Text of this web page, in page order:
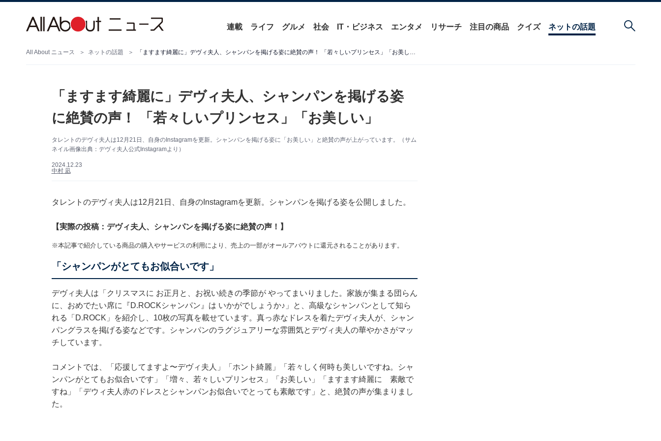
連載 ライフ グルメ 社会 IT・ビジネス エンタメ リサーチ 注目の商品 クイズ ネットの話題
All About ニュース ネットの話題 「ますます綺麗に」デヴィ夫人、シャンパンを掲げる姿に絶賛の声！ 「若々しいプリンセス」「お美しい」
「ますます綺麗に」デヴィ夫人、シャンパンを掲げる姿
に絶賛の声！ 「若々しいプリンセス」「お美しい」
タレントのデヴィ夫人は12月21日、自身のInstagramを更新。シャンパンを掲げる姿に「お美しい」と絶賛の声が上がっています。（サム
ネイル画像出典：デヴィ夫人公式Instagramより）
2024.12.23
中村 凪
タレントのデヴィ夫人は12月21日、自身のInstagramを更新。シャンパンを掲げる姿を公開しました。
【実際の投稿：デヴィ夫人、シャンパンを掲げる姿に絶賛の声！】
※本記事で紹介している商品の購入やサービスの利用により、売上の一部がオールアバウトに還元されることがあります。
「シャンパンがとてもお似合いです」
デヴィ夫人は「クリスマスに お正月と、お祝い続きの季節が やってまいりました。家族が集まる団らん
に、おめでたい席に『D.ROCKシャンパン』は いかがでしょうか♪」と、高級なシャンパンとして知ら
れる「D.ROCK」を紹介し、10枚の写真を載せています。真っ赤なドレスを着たデヴィ夫人が、シャン
パングラスを掲げる姿などです。シャンパンのラグジュアリーな雰囲気とデヴィ夫人の華やかさがマッ
チしています。
コメントでは、「応援してますよ〜デヴィ夫人」「ホント綺麗」「若々しく何時も美しいですね。シャ
ンパンがとてもお似合いです」「増々、若々しいプリンセス」「お美しい」「ますます綺麗に 素敵で
すね」「デウィ夫人赤のドレスとシャンパンお似合いでとっても素敵です」と、絶賛の声が集まりまし
た。